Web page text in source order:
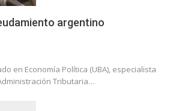
argentino
en Economía Política (UBA), especialista
Tributaria…